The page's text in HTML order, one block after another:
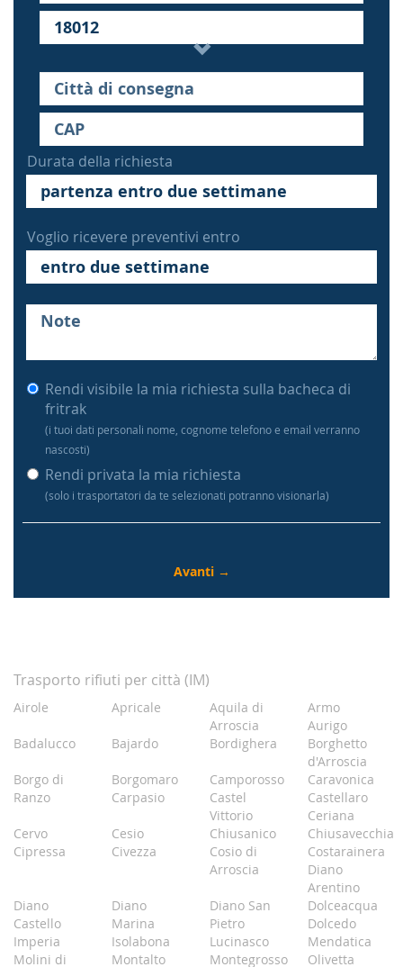
Durata della richiesta
Voglio ricevere preventivi entro
Rendi visibile la mia richiesta sulla bacheca di
fritrak
(i tuoi dati personali nome, cognome telefono e email verranno
nascosti)
Rendi privata la mia richiesta
(solo i trasportatori da te selezionati potranno visionarla)
Trasporto rifiuti per città (IM)
Airole Apricale
Aquila di
Arroscia
Armo
Aurigo
Badalucco
Bajardo Bordighera
Borghetto
d'Arroscia
Borgo di
Ranzo
Borgomaro Camporosso
Caravonica
Carpasio
Castel
Vittorio
Castellaro
Ceriana
Cervo
Cesio Chiusanico
Chiusavecchia
Cipressa
Civezza
Cosio di
Arroscia
Costarainera
Diano
Arentino
Diano
Castello
Diano
Marina
Diano San
Pietro
Dolceacqua
Dolcedo
Imperia
Isolabona Lucinasco
Mendatica
Molini di
Montalto Montegrosso Olivetta